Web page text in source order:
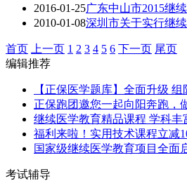
2016-01-25广东中山市2015继
2010-01-08深圳市关于实行继
首页 上一页 1 2 3 4 5 6 下一页 尾页
编辑推荐
【正保医学题库】全面升级 组
正保跑团邀您一起向阳奔跑，
继续医学教育精品课程 学科丰
福利来啦！实用技术课程立减
国家级继续医学教育项目全面
考试辅导